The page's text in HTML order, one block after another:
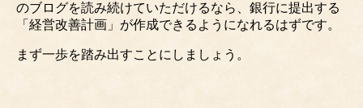
のブログを読み続けていただけるなら、銀行に提出する
「経営改善計画」が作成できるようになれるはずです。
まず一歩を踏み出すことにしましょう。